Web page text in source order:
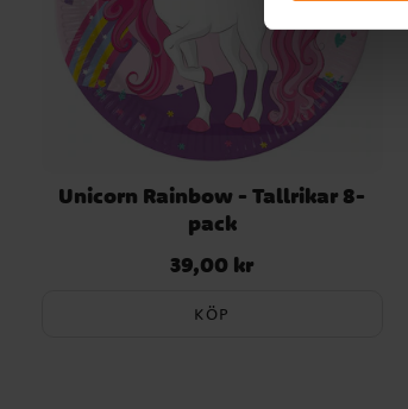
Unicorn Rainbow - Tallrikar 8-
pack
Pris:39,00 kr
39,00 kr
KÖP